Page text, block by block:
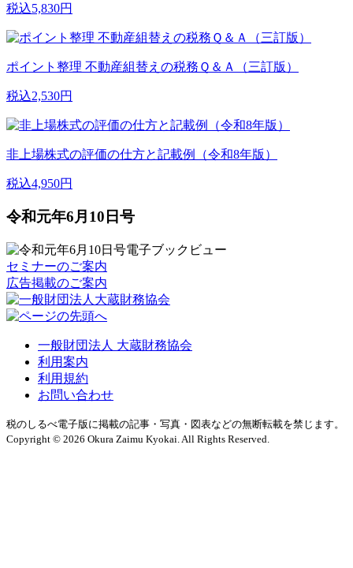
税込5,830円
ポイント整理 不動産組替えの税務Ｑ＆Ａ（三訂版）
税込2,530円
非上場株式の評価の仕方と記載例（令和8年版）
税込4,950円
令和元年6月10日号
セミナーのご案内
広告掲載のご案内
一般財団法人 大蔵財務協会
利用案内
利用規約
お問い合わせ
税のしるべ電子版に掲載の記事・写真・図表などの無断転載を禁じます。
Copyright © 2026 Okura Zaimu Kyokai. All Rights Reserved.